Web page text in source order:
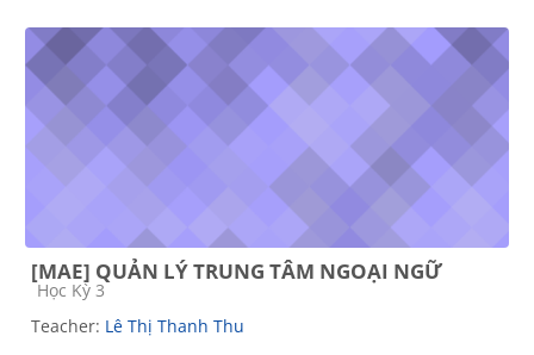
[MAE] QUẢN LÝ TRUNG TÂM NGOẠI NGỮ
Course category
Học Kỳ 3
Teacher: Lê Thị Thanh Thu